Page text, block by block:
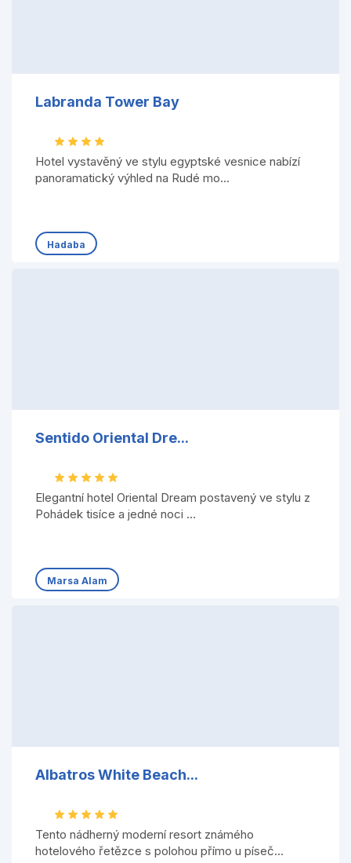
Labranda Tower Bay
Hotel vystavěný ve stylu egyptské vesnice nabízí
panoramatický výhled na Rudé mo...
Hadaba
Sentido Oriental Dre...
Elegantní hotel Oriental Dream postavený ve stylu z
Pohádek tisíce a jedné noci ...
Marsa Alam
Albatros White Beach...
Tento nádherný moderní resort známého
hotelového řetězce s polohou přímo u píseč...